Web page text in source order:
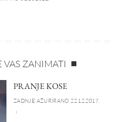
VAS ZANIMATI
PRANJE KOSE
ZADNJE AŽURIRANO 22.12.2017.